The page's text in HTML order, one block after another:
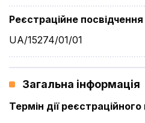
Реєстраційне посвідчення
UA/15274/01/01
Загальна інформація
Термін дії